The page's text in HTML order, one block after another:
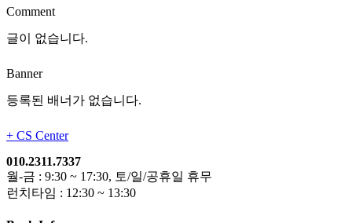
Comment
글이 없습니다.
Banner
등록된 배너가 없습니다.
+ CS Center
010.2311.7337
월-금 : 9:30 ~ 17:30, 토/일/공휴일 휴무
런치타임 : 12:30 ~ 13:30